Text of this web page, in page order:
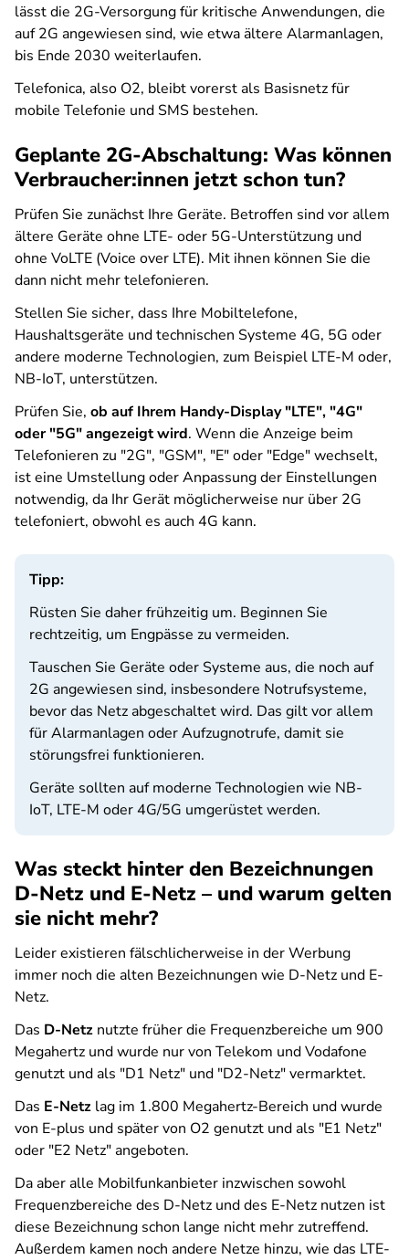
lässt die 2G-Versorgung für kritische Anwendungen, die
auf 2G angewiesen sind, wie etwa ältere Alarmanlagen,
bis Ende 2030 weiterlaufen.
Telefonica, also O2, bleibt vorerst als Basisnetz für
mobile Telefonie und SMS bestehen.
Geplante 2G-Abschaltung: Was können
Verbraucher:innen jetzt schon tun?
Prüfen Sie zunächst Ihre Geräte. Betroffen sind vor allem
ältere Geräte ohne LTE- oder 5G-Unterstützung und
ohne VoLTE (Voice over LTE). Mit ihnen können Sie die
dann nicht mehr telefonieren.
Stellen Sie sicher, dass Ihre Mobiltelefone,
Haushaltsgeräte und technischen Systeme 4G, 5G oder
andere moderne Technologien, zum Beispiel LTE-M oder,
NB-IoT, unterstützen.
Prüfen Sie, ob auf Ihrem Handy-Display "LTE", "4G"
oder "5G" angezeigt wird. Wenn die Anzeige beim
Telefonieren zu "2G", "GSM", "E" oder "Edge" wechselt,
ist eine Umstellung oder Anpassung der Einstellungen
notwendig, da Ihr Gerät möglicherweise nur über 2G
telefoniert, obwohl es auch 4G kann.
Tipp:
Rüsten Sie daher frühzeitig um. Beginnen Sie
rechtzeitig, um Engpässe zu vermeiden.
Tauschen Sie Geräte oder Systeme aus, die noch auf
2G angewiesen sind, insbesondere Notrufsysteme,
bevor das Netz abgeschaltet wird. Das gilt vor allem
für Alarmanlagen oder Aufzugnotrufe, damit sie
störungsfrei funktionieren.
Geräte sollten auf moderne Technologien wie NB-
IoT, LTE-M oder 4G/5G umgerüstet werden.
Was steckt hinter den Bezeichnungen
D-Netz und E-Netz – und warum gelten
sie nicht mehr?
Leider existieren fälschlicherweise in der Werbung
immer noch die alten Bezeichnungen wie D-Netz und E-
Netz.
Das D-Netz nutzte früher die Frequenzbereiche um 900
Megahertz und wurde nur von Telekom und Vodafone
genutzt und als "D1 Netz" und "D2-Netz" vermarktet.
Das E-Netz lag im 1.800 Megahertz-Bereich und wurde
von E-plus und später von O2 genutzt und als "E1 Netz"
oder "E2 Netz" angeboten.
Da aber alle Mobilfunkanbieter inzwischen sowohl
Frequenzbereiche des D-Netz und des E-Netz nutzen ist
diese Bezeichnung schon lange nicht mehr zutreffend.
Außerdem kamen noch andere Netze hinzu, wie das LTE-